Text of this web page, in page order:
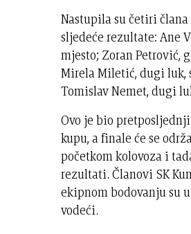
Nastupila su četiri
sljedeće rezultate: Ane
mjesto; Zoran Petrović,
Mirela Miletić, dugi luk,
Tomislav Nemet, dugi
Ovo je bio
kupu, a finale će se
početkom kolovoza i
rezultati. Članovi SK
ekipnom bodovanju su
vodeći.